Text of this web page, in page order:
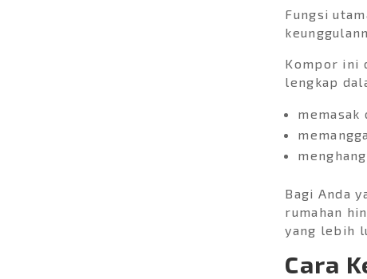
Fungsi
Kompor ini
lengkap
memasak
Bagi Anda
rumahan
yang lebih
Cara